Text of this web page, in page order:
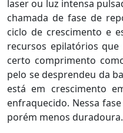
laser ou luz intensa
chamada de fase de
ciclo de crescimento e
recursos epilatórios
certo comprimento
pelo se desprendeu da
está em crescimento
enfraquecido. Nessa
porém menos duradoura.